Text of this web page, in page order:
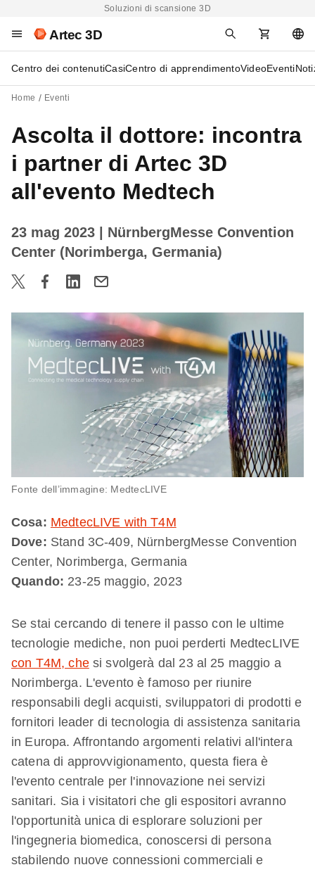
Soluzioni di scansione 3D
Artec 3D
Centro dei contenutiCasiCentro di apprendimentoVideoEventi
Home Eventi
Ascolta il dottore: incontra
i partner di Artec 3D
all'evento Medtech
23 mag 2023
| NürnbergMesse Convention
Center (Norimberga, Germania)
Fonte dell’immagine: MedtecLIVE
Cosa: MedtecLIVE with T4M
Dove: Stand 3C-409, NürnbergMesse Convention
Center, Norimberga, Germania
Quando: 23-25 maggio, 2023
Se stai cercando di tenere il passo con le ultime
tecnologie mediche, non puoi perderti MedtecLIVE
con T4M, chesi svolgerà dal 23 al 25 maggio a
Norimberga. L'evento è famoso per riunire
responsabili degli acquisti, sviluppatori di prodotti e
fornitori leader di tecnologia di assistenza sanitaria
in Europa. Affrontando argomenti relativi all'intera
catena di approvvigionamento, questa fiera è
l'evento centrale per l'innovazione nei servizi
sanitari. Sia i visitatori che gli espositori avranno
l'opportunità unica di esplorare soluzioni per
l'ingegneria biomedica, conoscersi di persona
stabilendo nuove connessioni commerciali e